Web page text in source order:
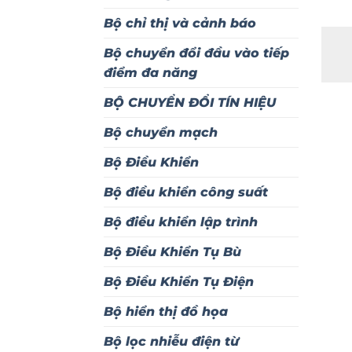
Bộ chỉ thị và cảnh báo
Bộ chuyển đổi đầu vào tiếp
điểm đa năng
BỘ CHUYỂN ĐỔI TÍN HIỆU
Bộ chuyển mạch
Bộ Điều Khiển
Bộ điều khiển công suất
Bộ điều khiển lập trình
Bộ Điều Khiển Tụ Bù
Bộ Điều Khiển Tụ Điện
Bộ hiển thị đồ họa
Bộ lọc nhiễu điện từ